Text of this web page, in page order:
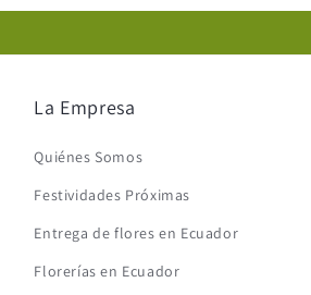
La Empresa
Quiénes Somos
Festividades Próximas
Entrega de flores en Ecuador
Florerías en Ecuador